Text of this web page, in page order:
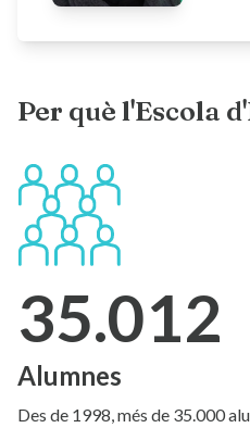
Per què l'Escola
35.012
Alumnes
Des de 1998, més de 35.000